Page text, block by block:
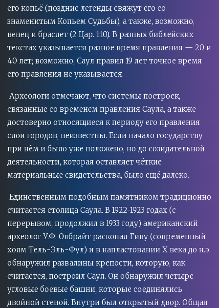
его копьё (поздние легенды свяжут его со
знаменитым Копьем Судьбы), а также, возможно,
венец и браслет (2 Цар. 1:10). В разных библейских
текстах указывается разное время правления — 20 и
40 лет; возможно, Саул правил 19 лет точное время
его правления не указывается.
Археологи отмечают, что системы построек,
связанные со временем правления Саула, а также
достоверно относящиеся к периоду его правления
слои городов, неизвестны. Если начало государству
при нём и было уже положено, но до созидательной
деятельности, которая оставляет чёткие
материальные свидетельства, было ещё далеко.
Единственным подобным памятником традиционно
считается столица Саула. В 1922-1923 годах (с
перерывом, продолжил в 1933 году) американский
археолог У.Ф. Олбрайт раскопал Гиву (современный
холм Тель-Эль-Фул) и в напластовании Х века до н.э.
обнаружил развалины крепости, которую, как
считается, построил Саул. Он обнаружил четыре
угловые боевые башни, которые соединялись
двойной стеной. Внутри был открытый двор. Общая